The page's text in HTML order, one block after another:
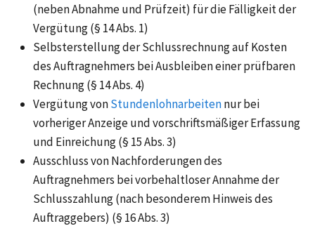
(neben Abnahme und Prüfzeit) für die Fälligkeit der
Vergütung (§ 14 Abs. 1)
Selbsterstellung der Schlussrechnung auf Kosten
des Auftragnehmers bei Ausbleiben einer prüfbaren
Rechnung (§ 14 Abs. 4)
Vergütung vonStundenlohnarbeitennur bei
vorheriger Anzeige und vorschriftsmäßiger Erfassung
und Einreichung (§ 15 Abs. 3)
Ausschluss von Nachforderungen des
Auftragnehmers bei vorbehaltloser Annahme der
Schlusszahlung (nach besonderem Hinweis des
Auftraggebers) (§ 16 Abs. 3)